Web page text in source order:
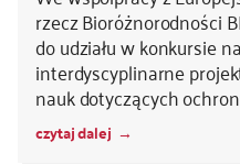
rzecz Bioróżnorodności
do udziału w konkursie
interdyscyplinarne
nauk dotyczących
czytaj dalej